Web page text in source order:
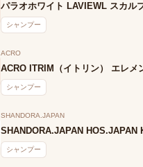
パラオホワイト LAVIEWL スカル
シャンプー
ACRO
ACRO ITRIM（イトリン） エレメ
シャンプー
SHANDORA.JAPAN
SHANDORA.JAPAN HOS.JAPAN
シャンプー